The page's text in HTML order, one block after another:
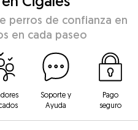
perros de confianza en
en cada paseo
Soporte y
Ayuda
Pago
seguro